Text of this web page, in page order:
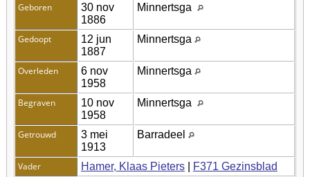
Geboren
30 nov
1886
Minnertsga
Gedoopt
12 jun
1887
Minnertsga
Overleden
6 nov
1958
Minnertsga
Begraven
10 nov
1958
Minnertsga
Getrouwd
3 mei
1913
Barradeel
Vader Hamer, Klaas Pieters
F371 Gezinsblad